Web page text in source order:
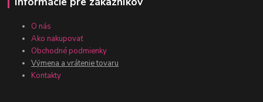
O nás
Ako nakupovať
Obchodné podmienky
Výmena a vrátenie tovaru
Kontakty